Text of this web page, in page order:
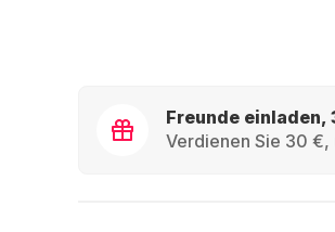
Freunde einladen,
Verdienen Sie 30 €,